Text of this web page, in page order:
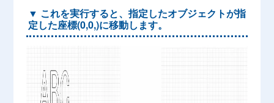
▼ これを実行すると、指定したオブジェクトが指
定した座標(0,0,)に移動します。